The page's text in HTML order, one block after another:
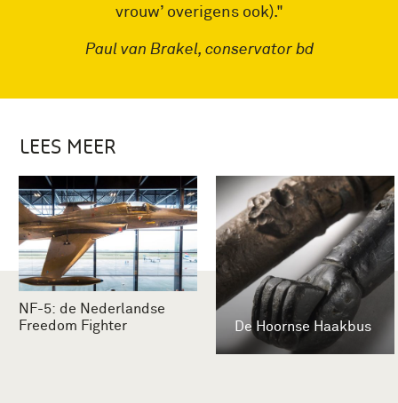
vrouw’ overigens ook)."
Paul van Brakel, conservator bd
LEES MEER
NF-5: de Nederlandse
Freedom Fighter
De Hoornse Haakbus